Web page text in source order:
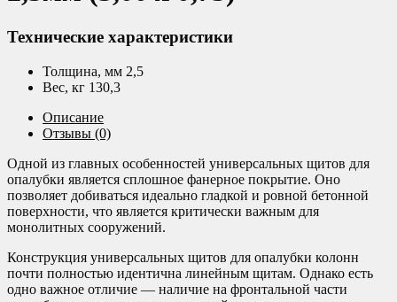
Технические характеристики
Толщина, мм 2,5
Вес, кг 130,3
Описание
Отзывы (0)
Одной из главных особенностей универсальных щитов для
опалубки является сплошное фанерное покрытие. Оно
позволяет добиваться идеально гладкой и ровной бетонной
поверхности, что является критически важным для
монолитных сооружений.
Конструкция универсальных щитов для опалубки колонн
почти полностью идентична линейным щитам. Однако есть
одно важное отличие — наличие на фронтальной части